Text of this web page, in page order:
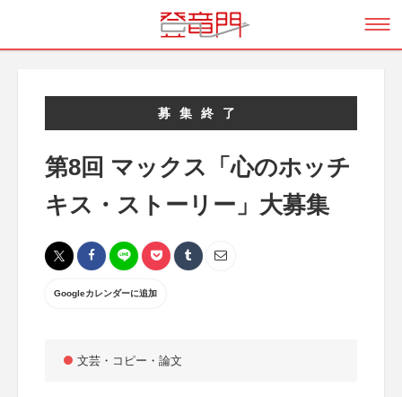
募集終了
第8回 マックス「心のホッチ
キス・ストーリー」大募集
Googleカレンダーに追加
文芸・コピー・論文